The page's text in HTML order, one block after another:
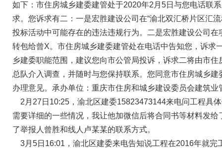
如下：市住房城乡建委建管处于2020年2月5日与您电话联
求。您诉求有二：一是宏胜建设公司在“渝北双汇桥片区汇
投标活动中可能存在的违法违规行为。二是宏胜建设公司在
转包给曾X。市住房城乡建委建管处在电话中告知您，诉求
乡建委职能范围，建议您向市公管局投诉，诉求二将由市住
总队介入调查，并随时与您保持联系。您同意市住房城乡建
办理意见。承办单位：重庆市住房和城乡建设委员会建筑业
2月27日10:25，渝北区建委15823473144来电问工程具
需要详细的一些情况，我让他加微信后将合同书等材料发给
了举报人曾胜和线人卢某某的联系方式。
3月5日16:01，渝北区建委来电告知说工程在2016年就完